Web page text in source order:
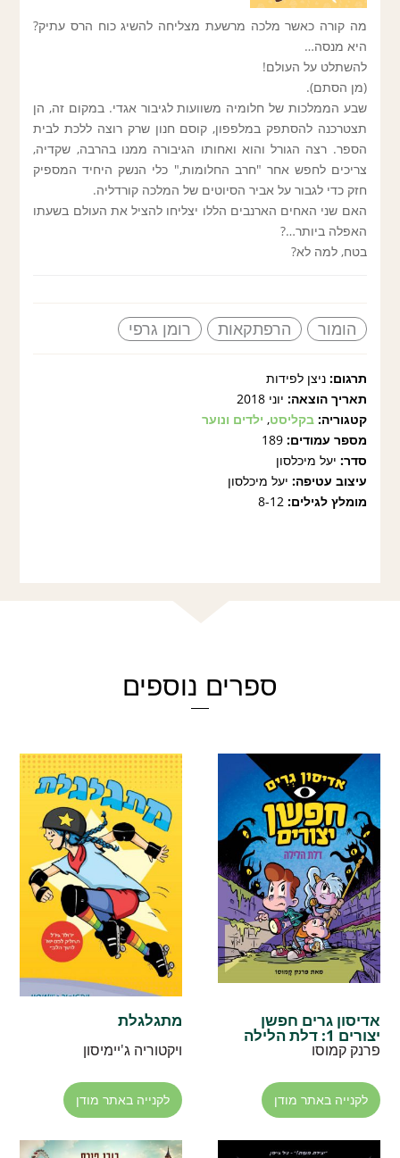
מה קורה כאשר מלכה מרשעת מצליחה להשיג כוח הרס עתיק?
היא מנסה…
להשתלט על העולם!
(מן הסתם).
שבע הממלכות של חלומיה משוועות לגיבור אגדי. במקום זה, הן
תצטרכנה להסתפק במלפפון, קוסם חנון שרק רוצה ללכת לבית
הספר. רצה הגורל והוא ואחותו הגיבורה ממנו בהרבה, שקדיה,
צריכים לחפש אחר "חרב החלומות," כלי הנשק היחיד המספיק
חזק כדי לגבור על אביר הסיוטים של המלכה קורדליה.
האם שני האחים הארנבים הללו יצליחו להציל את העולם בשעתו
האפלה ביותר…?
בטח, למה לא?
הומור הרפתקאות רומן גרפי
תרגום:ניצן לפידות
תאריך הוצאה: יוני 2018
קטגוריה:בקליסט, ילדים ונוער
מספר עמודים:189
סדר: יעל מיכלסון
עיצוב עטיפה: יעל מיכלסון
מומלץ לגילים: 8-12
ספרים נוספים
אדיסון גרים חפשן
יצורים 1: דלת הלילה
פרנק קמוסו
לקנייה באתר מודן
מתגלגלת
ויקטוריה ג'יימיסון
לקנייה באתר מודן